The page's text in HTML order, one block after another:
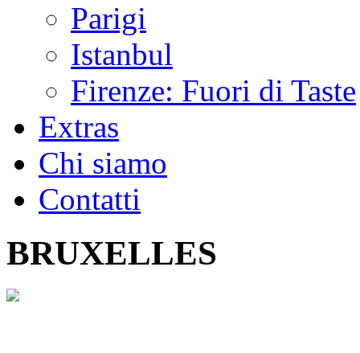
Parigi
Istanbul
Firenze: Fuori di Taste
Extras
Chi siamo
Contatti
BRUXELLES